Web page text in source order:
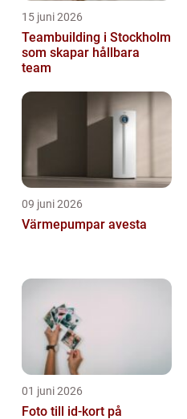
15 juni 2026
Teambuilding i Stockholm
som skapar hållbara
team
09 juni 2026
Värmepumpar avesta
01 juni 2026
Foto till id-kort på